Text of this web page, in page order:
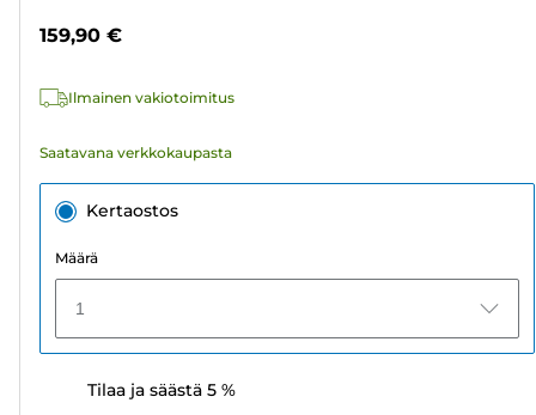
159,90 €
Ilmainen vakiotoimitus
Saatavana verkkokaupasta
Kertaostos
Määrä
1
Tilaa ja säästä 5 %